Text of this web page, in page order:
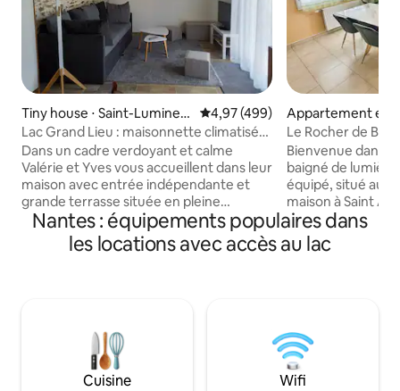
Tiny house ⋅ Saint-Lumine-
de-Coutais
Évaluation moyenne sur la
4,97 (499)
Lac Grand Lieu : maisonnette climatisée
au calme
Dans un cadre verdoyant et calme
Valérie et Yves vous accueillent dans leur
maison avec entrée indépendante et
grande terrasse située en pleine
campagne sur le circuit de randonnées
autour du lac de Grand Lieu, 15mn de
Planète Sauvage, <30 mn de Nantes, 30
parking privé. Elle est idéale pour un
couple ou une famille de 4personnes.
Allemand et Anglais parlé.
Appartement en
⋅ Saint-Aignan-
Le Rocher de Bel
3 étoiles
Bienvenue dans
baigné de
équipé, situé au
maison à Saint
l'étage). Idéalement situé entre Nantes
et la mer, ce
accueillir jusqu'à
idéal pour des
pour se
travail.
Nantes : équipements populaires dans
les locations avec accès au lac
Cuisine Wifi